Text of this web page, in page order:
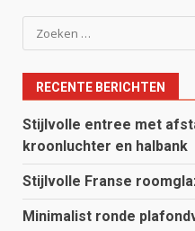
Zoeken
naar:
RECENTE BERICHTEN
Stijlvolle entree met
kroonluchter en halbank
Stijlvolle Franse
Minimalist ronde